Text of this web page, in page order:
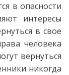
в опасности
интересы
в свое
человека
вернуться
никогда